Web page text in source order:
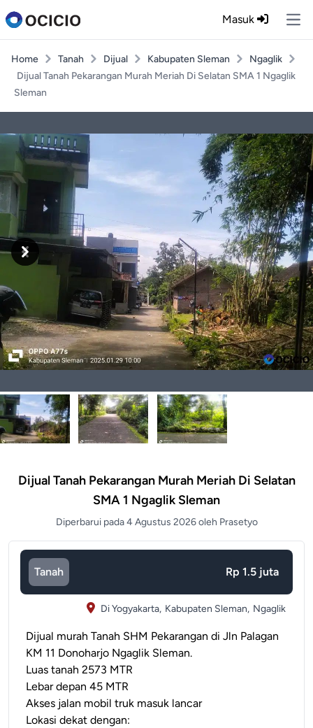
Masuk
Home Tanah Dijual Kabupaten Sleman
Ngaglik
Dijual Tanah Pekarangan Murah Meriah Di Selatan SMA 1 Ngaglik
Sleman
Previous
Next
Dijual Tanah Pekarangan Murah Meriah Di Selatan
SMA 1 Ngaglik Sleman
Diperbarui pada 4 Agustus 2026 oleh Prasetyo
Tanah Rp 1.5 juta
Di Yogyakarta, Kabupaten Sleman, Ngaglik
Dijual murah Tanah SHM Pekarangan di Jln Palagan
KM 11 Donoharjo Ngaglik Sleman.
Luas tanah 2573 MTR
Lebar depan 45 MTR
Akses jalan mobil truk masuk lancar
Lokasi dekat dengan: